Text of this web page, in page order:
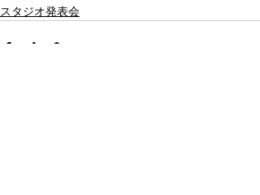
スタジオ発表会